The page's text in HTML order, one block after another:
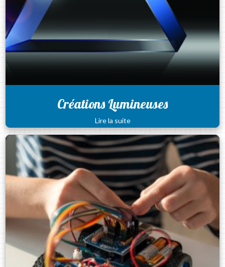
Créations Lumineuses
Lire la suite